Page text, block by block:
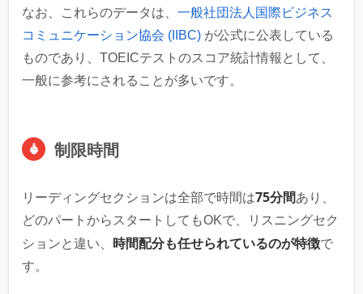
なお、これらのデータは、 一般社団法人国際ビジネス
コミュニケーション協会 (IIBC) が公式に公表している
ものであり、TOEICテストのスコア統計情報として、
一般に参考にされることが多いです。
制限時間
リーディングセクションは全部で時間は75分間あり、
どのパートからスタートしてもOKで、リスニングセク
ションと違い、 時間配分も任せられているのが特徴で
す。